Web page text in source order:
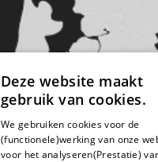
Deze website maakt
gebruik van cookies.
We gebruiken cookies voor de
(functionele)werking van onze
voor het analyseren(Prestatie)